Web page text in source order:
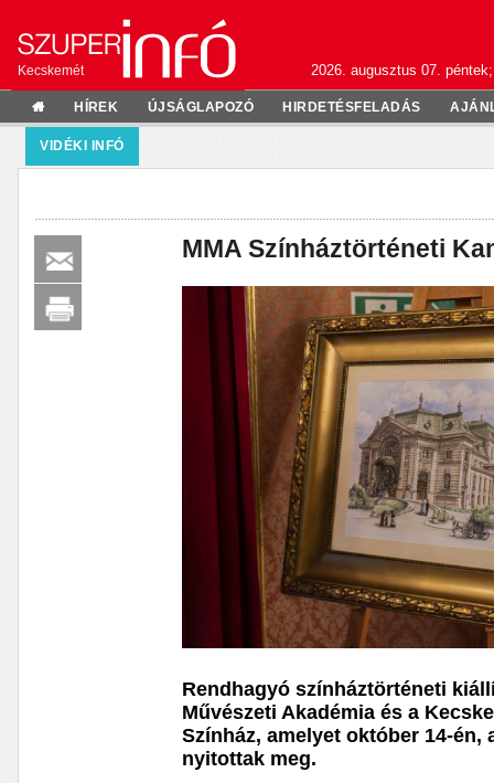
Kecskemét 2026. augusztus 07.
HÍREK ÚJSÁGLAPOZÓ HIRDETÉSFELADÁS
VIDÉKI INFÓ
MMA Színháztörténeti
Rendhagyó színháztörténeti
Művészeti Akadémia és a
Színház, amelyet október 14-én,
nyitottak meg.